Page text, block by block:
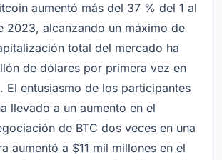
aumentó más del 37 % del 1 al
2023, alcanzando un máximo de
total del mercado ha
de dólares por primera vez en
El entusiasmo de los participantes
llevado a un aumento en el
de BTC dos veces en una
aumentó a $11 mil millones en el